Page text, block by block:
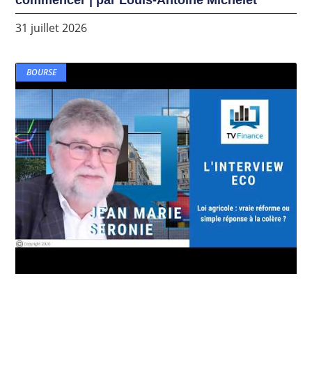
31 juillet 2026
BOURSE